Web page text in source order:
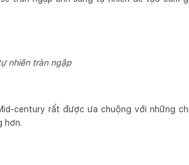
nhiên tràn ngập
century rất được ưa chuộng với những
hơn.